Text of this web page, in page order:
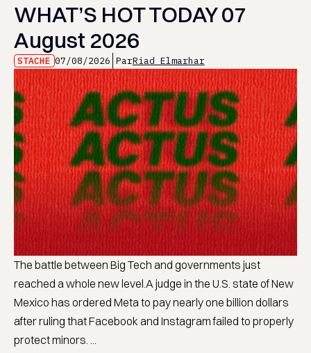
WHAT’S HOT TODAY 07
August 2026
STACHE 07/08/2026 ParRiad Elmarhar
The battle between Big Tech and governments just
reached a whole new level.A judge in the U.S. state of New
Mexico has ordered Meta to pay nearly one billion dollars
after ruling that Facebook and Instagram failed to properly
protect minors. ...